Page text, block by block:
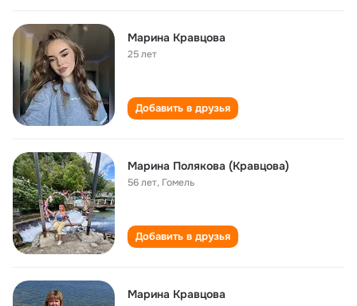
Марина Кравцова
25 лет
Добавить в друзья
Марина Полякова (Кравцова)
56 лет, Гомель
Добавить в друзья
Марина Кравцова